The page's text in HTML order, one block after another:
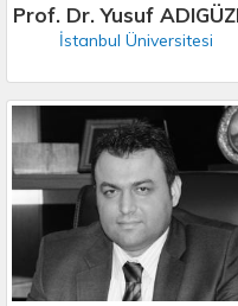
Prof. Dr. Yusuf
İstanbul Üniversitesi